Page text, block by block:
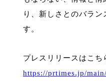
り、新しさとのバラ
す。
プレスリリースはこち
https://prtimes.jp/